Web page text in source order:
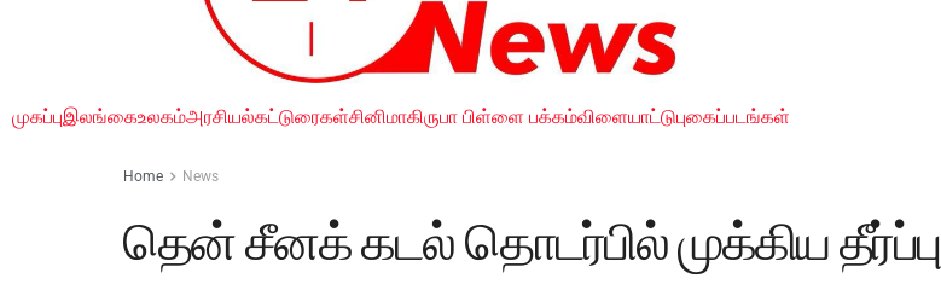
முகப்புஇலங்கைஉலகம்அரசியல்கட்டுரைகள்சினிமாகிருபா பிள்ளை பக்கம்விளையாட்டுபுகைப்படங்கள்
Home News
தென் சீனக் கடல் தொடர்பில் முக்­கிய தீர்ப்பு